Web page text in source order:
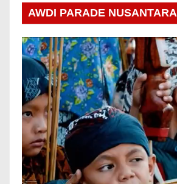
AWDI PARADE NUSANTARA